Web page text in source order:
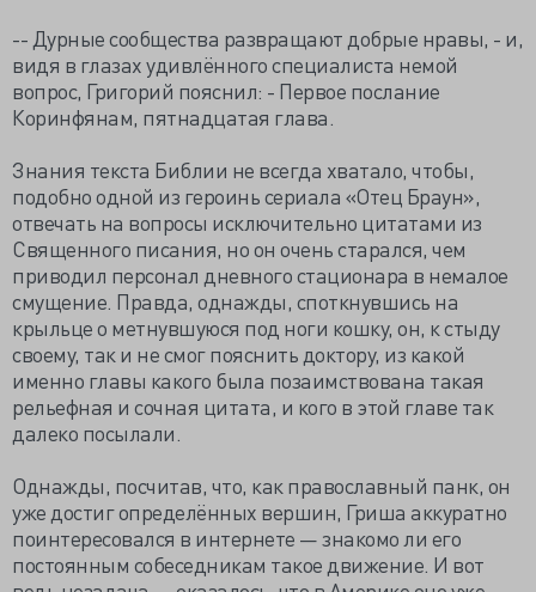
-- Дурные сообщества развращают добрые нравы, - и,
видя в глазах удивлённого специалиста немой
вопрос, Григорий пояснил: - Первое послание
Коринфянам, пятнадцатая глава.
Знания текста Библии не всегда хватало, чтобы,
подобно одной из героинь сериала «Отец Браун»,
отвечать на вопросы исключительно цитатами из
Священного писания, но он очень старался, чем
приводил персонал дневного стационара в немалое
смущение. Правда, однажды, споткнувшись на
крыльце о метнувшуюся под ноги кошку, он, к стыду
своему, так и не смог пояснить доктору, из какой
именно главы какого была позаимствована такая
рельефная и сочная цитата, и кого в этой главе так
далеко посылали.
Однажды, посчитав, что, как православный панк, он
уже достиг определённых вершин, Гриша аккуратно
поинтересовался в интернете — знакомо ли его
постоянным собеседникам такое движение. И вот